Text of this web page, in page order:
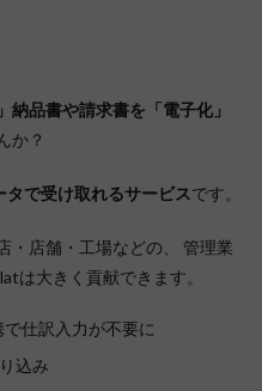
納品書や請求書を「電子化」
か？
で受け取れるサービスです。
・店舗・工場などの、 管理業
は大きく貢献できます。
仕訳入力が不要に
込み